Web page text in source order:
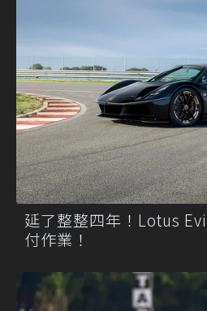
延了整整四年！Lotus
付作業！